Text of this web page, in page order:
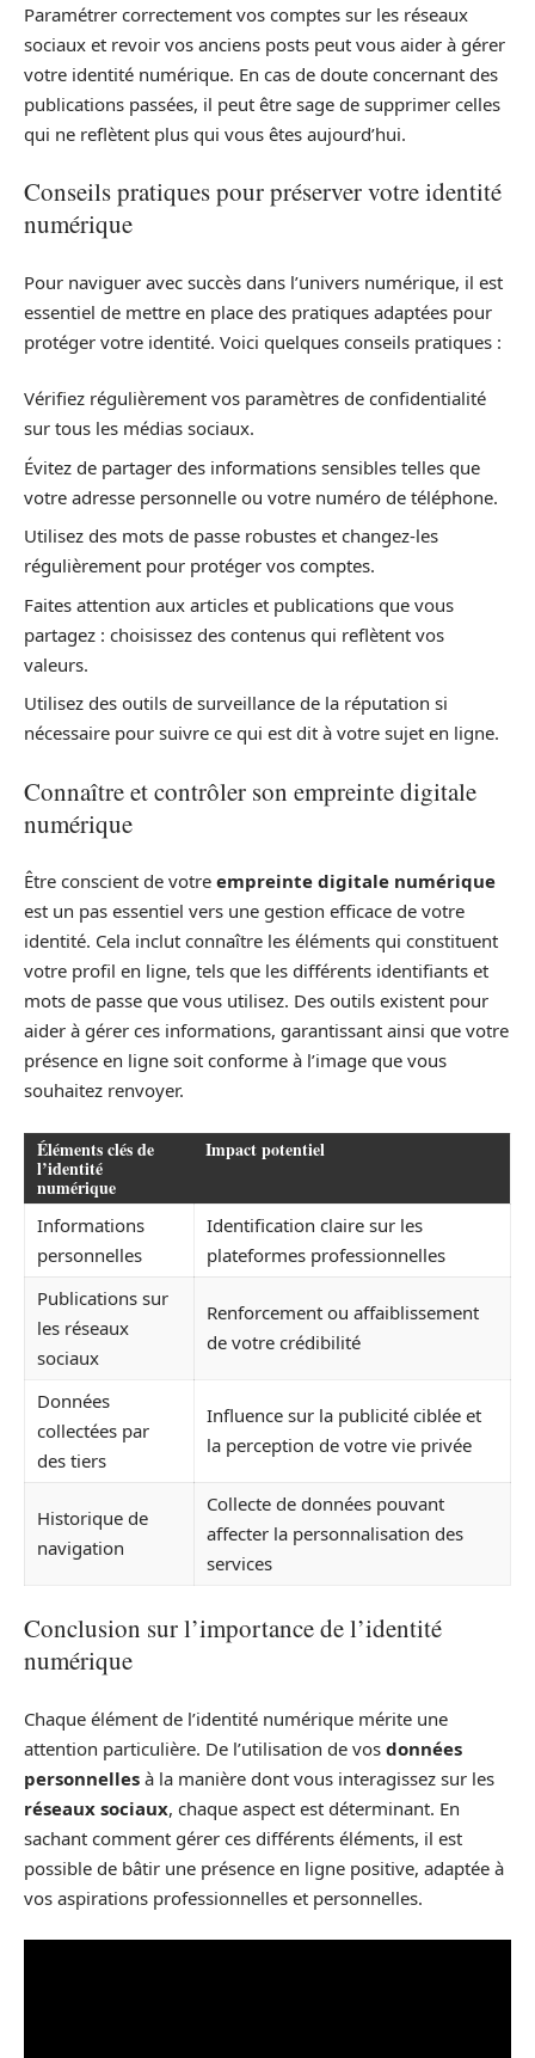
Paramétrer correctement vos comptes sur les réseaux
sociaux et revoir vos anciens posts peut vous aider à gérer
votre identité numérique. En cas de doute concernant des
publications passées, il peut être sage de supprimer celles
qui ne reflètent plus qui vous êtes aujourd’hui.
Conseils pratiques pour préserver votre identité
numérique
Pour naviguer avec succès dans l’univers numérique, il est
essentiel de mettre en place des pratiques adaptées pour
protéger votre identité. Voici quelques conseils pratiques :
Vérifiez régulièrement vos paramètres de confidentialité
sur tous les médias sociaux.
Évitez de partager des informations sensibles telles que
votre adresse personnelle ou votre numéro de téléphone.
Utilisez des mots de passe robustes et changez-les
régulièrement pour protéger vos comptes.
Faites attention aux articles et publications que vous
partagez : choisissez des contenus qui reflètent vos
valeurs.
Utilisez des outils de surveillance de la réputation si
nécessaire pour suivre ce qui est dit à votre sujet en ligne.
Connaître et contrôler son empreinte digitale
numérique
Être conscient de votre empreinte digitale numérique
est un pas essentiel vers une gestion efficace de votre
identité. Cela inclut connaître les éléments qui constituent
votre profil en ligne, tels que les différents identifiants et
mots de passe que vous utilisez. Des outils existent pour
aider à gérer ces informations, garantissant ainsi que votre
présence en ligne soit conforme à l’image que vous
souhaitez renvoyer.
Éléments clés de
l’identité
numérique
Impact potentiel
Informations
personnelles
Identification claire sur les
plateformes professionnelles
Publications sur
les réseaux
sociaux
Renforcement ou affaiblissement
de votre crédibilité
Données
collectées par
des tiers
Influence sur la publicité ciblée et
la perception de votre vie privée
Historique de
navigation
Collecte de données pouvant
affecter la personnalisation des
services
Conclusion sur l’importance de l’identité
numérique
Chaque élément de l’identité numérique mérite une
attention particulière. De l’utilisation de vos données
personnelles à la manière dont vous interagissez sur les
réseaux sociaux, chaque aspect est déterminant. En
sachant comment gérer ces différents éléments, il est
possible de bâtir une présence en ligne positive, adaptée à
vos aspirations professionnelles et personnelles.